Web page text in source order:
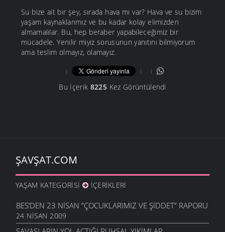
Su bize ait bir şey, sırada hava mı var? Hava ve su bizim
yaşam kaynaklarımız ve bu kadar kolay elimizden
almamalılar. Bu, hep beraber yapabileceğimiz bir
mücadele. Yenilir miyiz sorusunun yanıtını bilmiyorum
ama teslim olmayız, olamayız.
Bu İçerik 8225 Kez Görüntülendi
ŞAVŞAT.COM
YAŞAM KATEGORISI İÇERIKLERI
BES’DEN 23 NISAN ”ÇOCUKLARIMIZ VE ŞIDDET” RAPORU
24 NISAN 2009